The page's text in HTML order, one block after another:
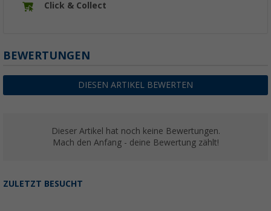
Click & Collect
BEWERTUNGEN
DIESEN ARTIKEL BEWERTEN
Dieser Artikel hat noch keine Bewertungen.
Mach den Anfang - deine Bewertung zählt!
ZULETZT BESUCHT